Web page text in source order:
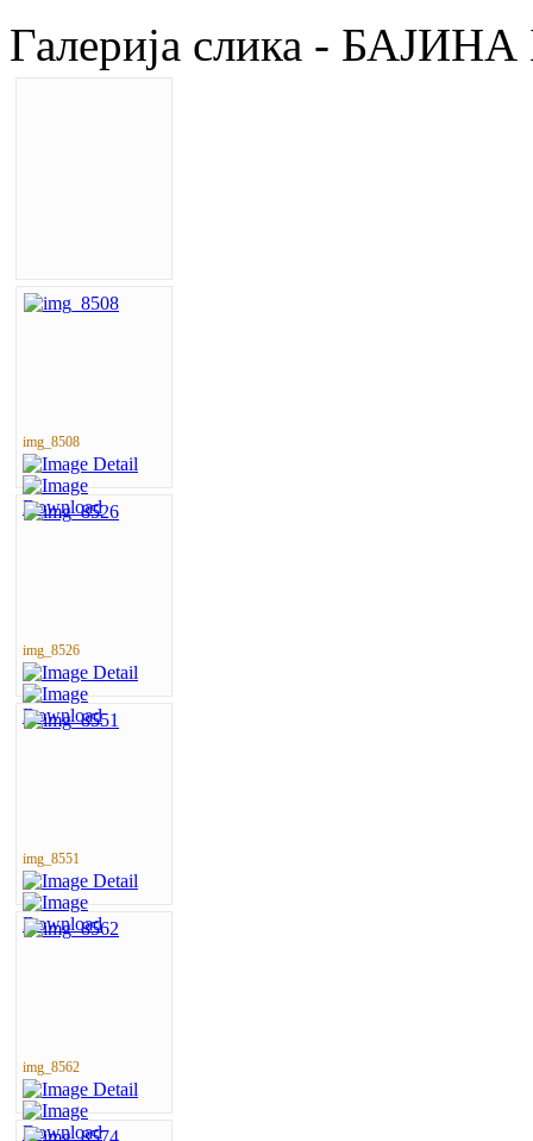
Галерија слика -
img_8508
img_8526
img_8551
img_8562